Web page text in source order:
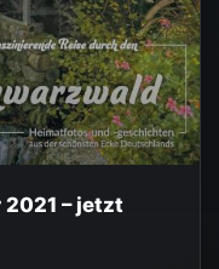
– jetzt